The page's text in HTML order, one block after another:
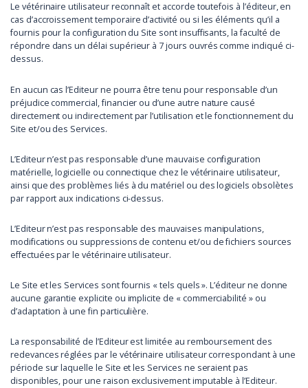
Le vétérinaire utilisateur reconnaît et accorde toutefois à l’éditeur, en
cas d’accroissement temporaire d’activité ou si les éléments qu’il a
fournis pour la configuration du Site sont insuffisants, la faculté de
répondre dans un délai supérieur à 7 jours ouvrés comme indiqué ci-
dessus.
En aucun cas l’Editeur ne pourra être tenu pour responsable d’un
préjudice commercial, financier ou d’une autre nature causé
directement ou indirectement par l’utilisation et le fonctionnement du
Site et/ou des Services.
L’Editeur n’est pas responsable d’une mauvaise configuration
matérielle, logicielle ou connectique chez le vétérinaire utilisateur,
ainsi que des problèmes liés à du matériel ou des logiciels obsolètes
par rapport aux indications ci-dessus.
L’Editeur n’est pas responsable des mauvaises manipulations,
modifications ou suppressions de contenu et/ou de fichiers sources
effectuées par le vétérinaire utilisateur.
Le Site et les Services sont fournis « tels quels ». L’éditeur ne donne
aucune garantie explicite ou implicite de « commerciabilité » ou
d’adaptation à une fin particulière.
La responsabilité de l’Editeur est limitée au remboursement des
redevances réglées par le vétérinaire utilisateur correspondant à une
période sur laquelle le Site et les Services ne seraient pas
disponibles, pour une raison exclusivement imputable à l’Editeur.